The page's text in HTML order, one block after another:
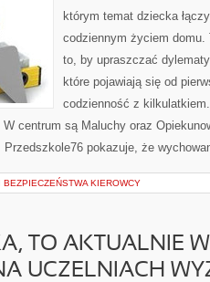
którym temat dziecka
codziennym życiem domu.
to, by upraszczać
które pojawiają się od
codzienność z
centrum są Maluchy oraz
Przedszkole76 pokazuje, że
BEZPIECZEŃSTWA KIEROWCY
TO AKTUALNIE
UCZELNIACH